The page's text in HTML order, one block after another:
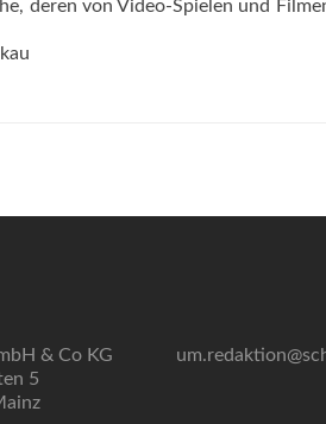
deren von Video-Spielen und
& Co KG
5